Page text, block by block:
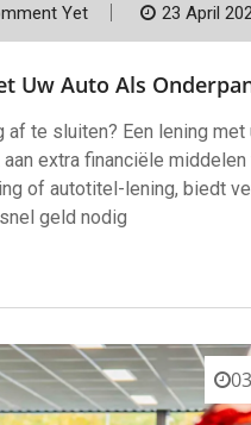
Yet 23 April
Uw Auto Als
te sluiten? Een lening met
extra financiële middelen
of autotitel-lening, biedt
geld nodig